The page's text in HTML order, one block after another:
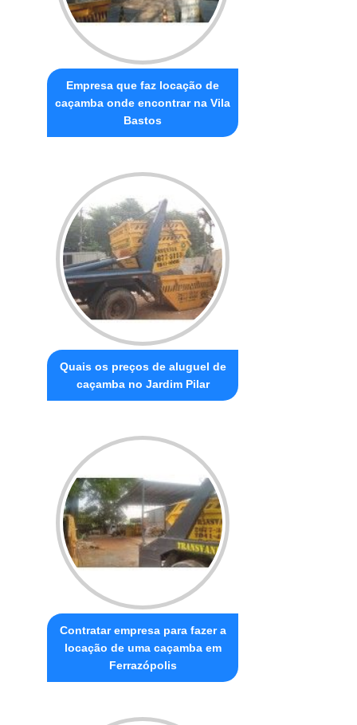
Empresa que faz locação de
caçamba onde encontrar na Vila
Bastos
Quais os preços de aluguel de
caçamba no Jardim Pilar
Contratar empresa para fazer a
locação de uma caçamba em
Ferrazópolis